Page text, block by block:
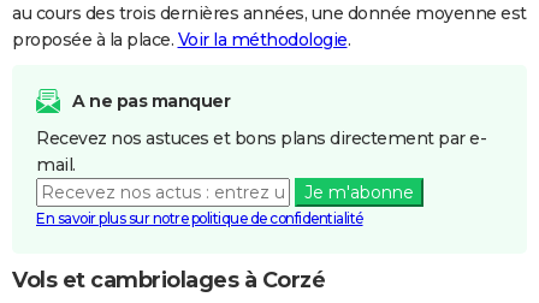
au cours des trois dernières années, une donnée moyenne est
proposée à la place. Voir la méthodologie.
A ne pas manquer
Recevez nos astuces et bons plans directement par e-
mail.
Je m'abonne
En savoir plus sur notre politique de confidentialité
Vols et cambriolages à Corzé